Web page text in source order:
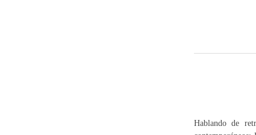
Hablando de